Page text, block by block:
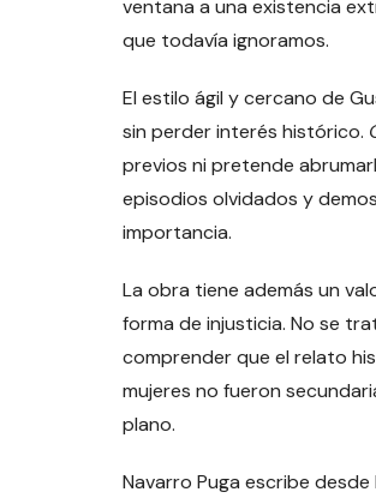
ventana a una existencia
que todavía ignoramos.
El estilo ágil y cercano de
sin perder interés histórico.
previos ni pretende
episodios olvidados y
importancia.
La obra tiene además un
forma de injusticia. No se
comprender que el relato
mujeres no fueron
plano.
Navarro Puga escribe